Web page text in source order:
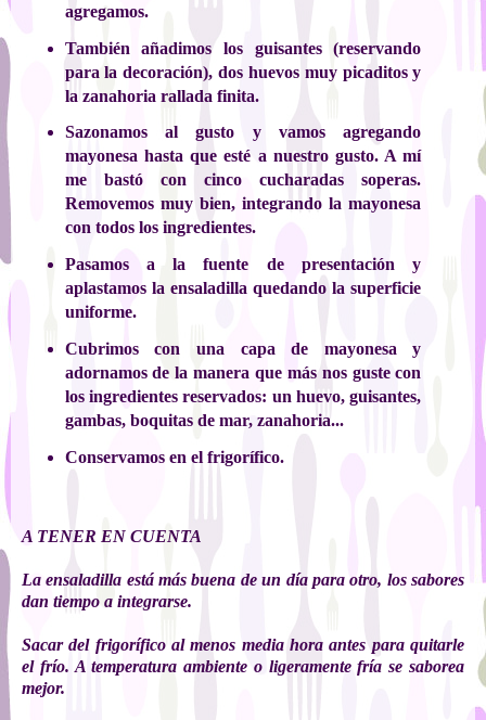
agregamos.
También añadimos los guisantes (reservando
para la decoración), dos huevos muy picaditos y
la zanahoria rallada finita.
Sazonamos al gusto y vamos agregando
mayonesa hasta que esté a nuestro gusto. A mí
me bastó con cinco cucharadas soperas.
Removemos muy bien, integrando la mayonesa
con todos los ingredientes.
Pasamos a la fuente de presentación y
aplastamos la ensaladilla quedando la superficie
uniforme.
Cubrimos con una capa de mayonesa y
adornamos de la manera que más nos guste con
los ingredientes reservados: un huevo, guisantes,
gambas, boquitas de mar, zanahoria...
Conservamos en el frigorífico.
A TENER EN CUENTA
La ensaladilla está más buena de un día para otro, los sabores
dan tiempo a integrarse.
Sacar del frigorífico al menos media hora antes para quitarle
el frío. A temperatura ambiente o ligeramente fría se saborea
mejor.